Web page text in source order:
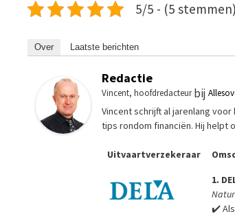
5/5 - (5 stemmen)
Over Laatste berichten
Redactie
Vincent, hoofdredacteurbij
Vincent schrijft al jarenlang
tips rondom financiën. Hij helpt
Uitvaartverzekeraar
1.
✔️ Als